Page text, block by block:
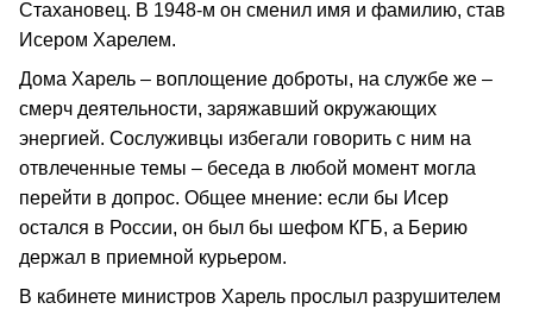
Стахановец. В 1948-м он сменил имя и фамилию, став
Исером Харелем.
Дома Харель – воплощение доброты, на службе же –
смерч деятельности, заряжавший окружающих
энергией. Сослуживцы избегали говорить с ним на
отвлеченные темы – беседа в любой момент могла
перейти в допрос. Общее мнение: если бы Исер
остался в России, он был бы шефом КГБ, а Берию
держал в приемной курьером.
В кабинете министров Харель прослыл разрушителем